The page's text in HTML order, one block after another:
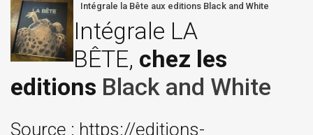
Intégrale la Bête aux editions Black and White
Intégrale LA
BÊTE, chez les
editions Black and White
Source : https://editions-